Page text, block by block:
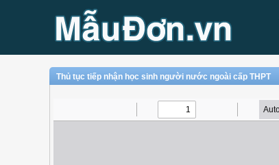
Thủ tục tiếp nhận học sinh người nước ngoài cấp THPT